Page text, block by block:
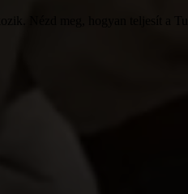
Nézd meg, hogyan teljesít a